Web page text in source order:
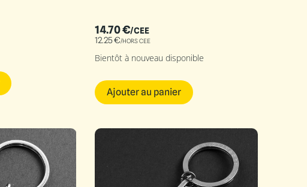
14.70€/CEE
12.25€/HORS CEE
Bientôt à nouveau disponible
Ajouter au panier